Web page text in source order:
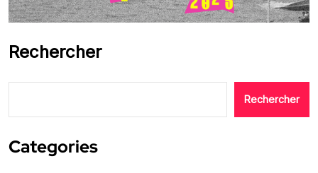
Rechercher
Rechercher
Categories